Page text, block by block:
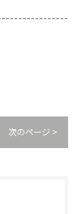
次のページ >